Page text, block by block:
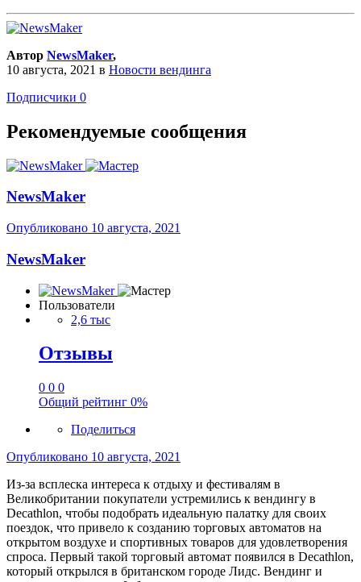
Автор NewsMaker,
10 августа, 2021 в Новости вендинга
Подписчики 0
Рекомендуемые сообщения
NewsMaker
Опубликовано 10 августа, 2021
NewsMaker
Пользователи
2,6 тыс
Отзывы
0 0 0
Общий рейтинг 0%
Поделиться
Опубликовано 10 августа, 2021
Из-за всплеска интереса к отдыху и фестивалям в
Великобритании покупатели устремились к вендингу в
Decathlon, чтобы подобрать идеальную палатку для своих
поездок, что привело к созданию торговых автоматов на
открытом воздухе и спортивных товаров для удовлетворения
спроса. Первый такой торговый автомат появился в Decathlon,
который открылся в британском городе Лидс. Вендинг и